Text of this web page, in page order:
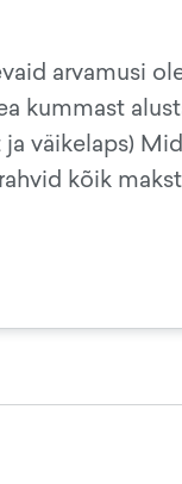
arvamusi
kummast
väikelaps)
kõik